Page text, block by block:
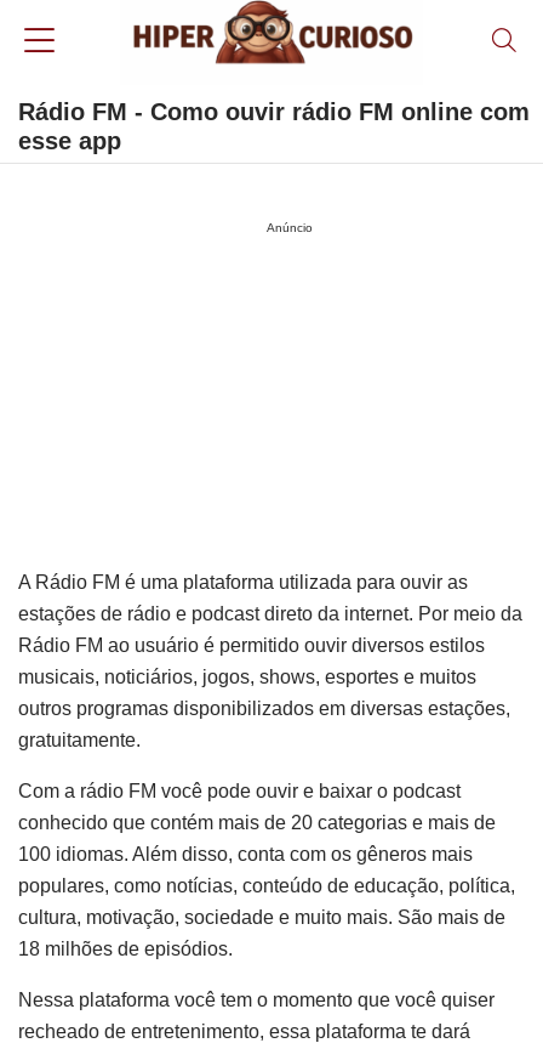
Rádio FM - Como ouvir rádio FM online com
esse app
Anúncio
A Rádio FM é uma plataforma utilizada para ouvir as
estações de rádio e podcast direto da internet. Por meio da
Rádio FM ao usuário é permitido ouvir diversos estilos
musicais, noticiários, jogos, shows, esportes e muitos
outros programas disponibilizados em diversas estações,
gratuitamente.
Com a rádio FM você pode ouvir e baixar o podcast
conhecido que contém mais de 20 categorias e mais de
100 idiomas. Além disso, conta com os gêneros mais
populares, como notícias, conteúdo de educação, política,
cultura, motivação, sociedade e muito mais. São mais de
18 milhões de episódios.
Nessa plataforma você tem o momento que você quiser
recheado de entretenimento, essa plataforma te dará